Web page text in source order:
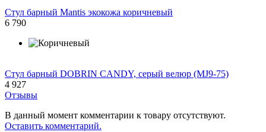
Стул барный Mantis экокожа коричневый
6 790
Стул барный DOBRIN CANDY, серый велюр (MJ9-75)
4 927
Отзывы
В данный момент комментарии к товару отсутствуют.
Оставить комментарий.